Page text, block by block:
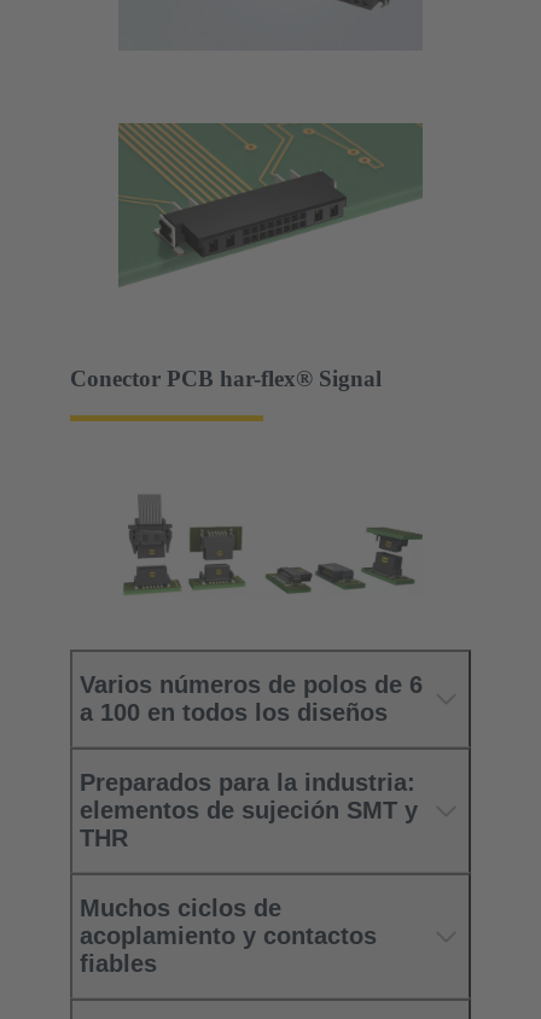
Conector PCB har-flex® Signal
Varios números de polos de 6
a 100 en todos los diseños
Preparados para la industria:
elementos de sujeción SMT y
THR
Muchos ciclos de
acoplamiento y contactos
fiables